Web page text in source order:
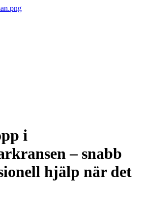
i
– snabb
hjälp när det